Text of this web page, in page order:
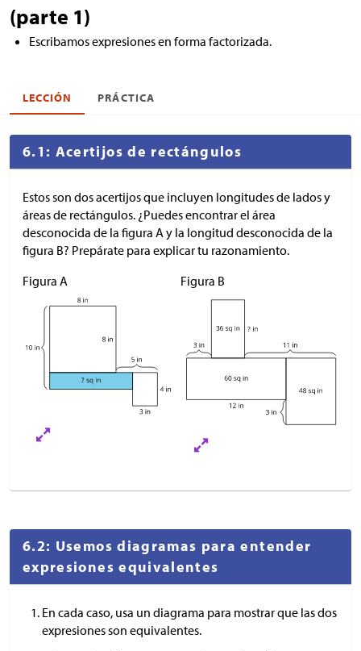
(parte 1)
Escribamos expresiones en forma factorizada.
LECCIÓN PRÁCTICA
6.1: Acertijos de rectángulos
Estos son dos acertijos que incluyen longitudes de lados y
áreas de rectángulos. ¿Puedes encontrar el área
desconocida de la figura A y la longitud desconocida de la
figura B? Prepárate para explicar tu razonamiento.
Figura A
Figura B
6.2: Usemos diagramas para entender
expresiones equivalentes
En cada caso, usa un diagrama para mostrar que las dos
expresiones son equivalentes.